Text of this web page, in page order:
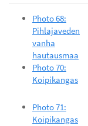
Photo 68:
Pihlajaveden
vanha
hautausmaa
Photo 70:
Koipikangas
Photo 71:
Koipikangas